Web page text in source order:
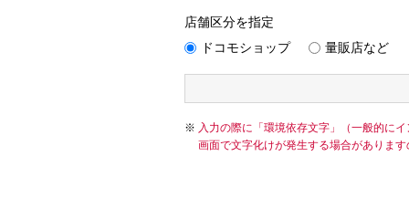
店舗区分を指定
ドコモショップ
量販店など
入力の際に「環境依存文字」（一般的に
画面で文字化けが発生する場合がありま